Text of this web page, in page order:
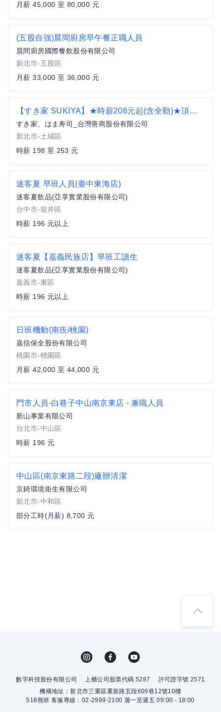
月薪 45,000 至 80,000 元
(五股自強)晨間廚房早午餐正職人員
晨間廚房國際餐飲股份有限公司
新北市-五股區
月薪 33,000 至 36,000 元
【すき家 SUKIYA】★時薪208元起(含全勤)★頂埔店
すき家、はま寿司_台灣善商股份有限公司
新北市-土城區
時薪 198 至 253 元
迷客夏 早班人員(臺中東海店)
迷客夏飲品(亞享實業股份有限公司)
台中市-龍井區
時薪 196 元以上
迷客夏【嘉義民族店】早班工讀生
迷客夏飲品(亞享實業股份有限公司)
嘉義市-東區
時薪 196 元以上
日班機動(南崁/桃園)
嘉信保全股份有限公司
桃園市-桃園區
月薪 42,000 至 44,000 元
門市人員-白巷子中山南京東店 - 兼職人員
新山事業有限公司
台北市-中山區
時薪 196 元
中山區(南京東路二段)廠辦清潔
京錡環境衛生有限公司
新北市-中和區
部分工時(月薪) 8,700 元
數字科技股份有限公司 上櫃公司股票代碼 5287
許可證字號 2571
機構地址：新北市三重區重新路五段609巷12號10樓
518熊班 客服專線：02-2999-2100 週一至週五 09:00 - 18:00